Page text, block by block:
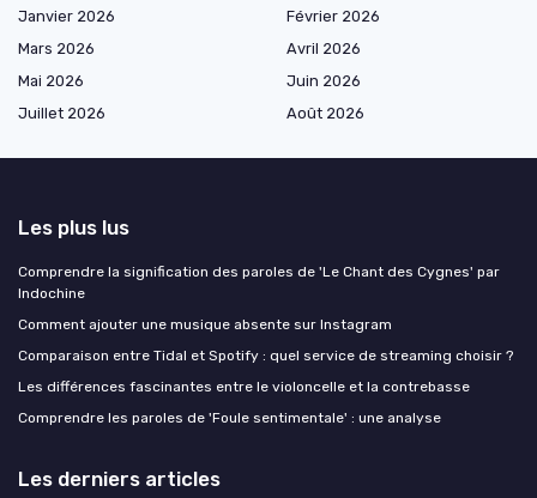
Janvier 2026
Février 2026
Mars 2026
Avril 2026
Mai 2026
Juin 2026
Juillet 2026
Août 2026
Les plus lus
Comprendre la signification des paroles de 'Le Chant des Cygnes' par
Indochine
Comment ajouter une musique absente sur Instagram
Comparaison entre Tidal et Spotify : quel service de streaming choisir ?
Les différences fascinantes entre le violoncelle et la contrebasse
Comprendre les paroles de 'Foule sentimentale' : une analyse
Les derniers articles